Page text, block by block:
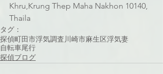
Khru,Krung Thep Maha Nakhon 10140,
Thaila
タグ：
探偵町田市浮気調査川崎市麻生区浮気妻
自転車尾行
探偵ブログ